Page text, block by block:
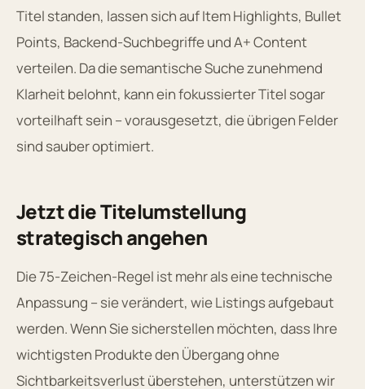
Titel standen, lassen sich auf Item Highlights, Bullet
Points, Backend-Suchbegriffe und A+ Content
verteilen. Da die semantische Suche zunehmend
Klarheit belohnt, kann ein fokussierter Titel sogar
vorteilhaft sein – vorausgesetzt, die übrigen Felder
sind sauber optimiert.
Jetzt die Titelumstellung
strategisch angehen
Die 75-Zeichen-Regel ist mehr als eine technische
Anpassung – sie verändert, wie Listings aufgebaut
werden. Wenn Sie sicherstellen möchten, dass Ihre
wichtigsten Produkte den Übergang ohne
Sichtbarkeitsverlust überstehen, unterstützen wir